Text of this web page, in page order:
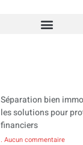
Séparation bien
les solutions pour
financiers
Aucun commentaire